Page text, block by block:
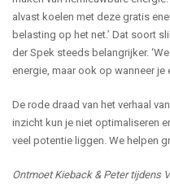
alvast koelen met deze gratis
belasting op het net.’ Dat soort
der Spek steeds belangrijker.
energie, maar ook op wanneer je
De rode draad van het verhaal
inzicht kun je niet optimaliseren
veel potentie liggen. We helpen
Ontmoet Kieback & Peter tijdens